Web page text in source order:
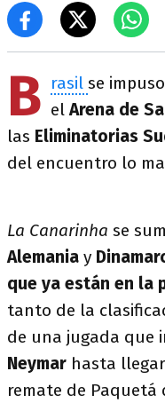
B rasil se
elArena de
las Eliminatorias
del encuentro lo
La Canarinha se
Alemania y
que ya están en la
tanto de la
de una jugada que
Neymar hasta
remate de Paquetá